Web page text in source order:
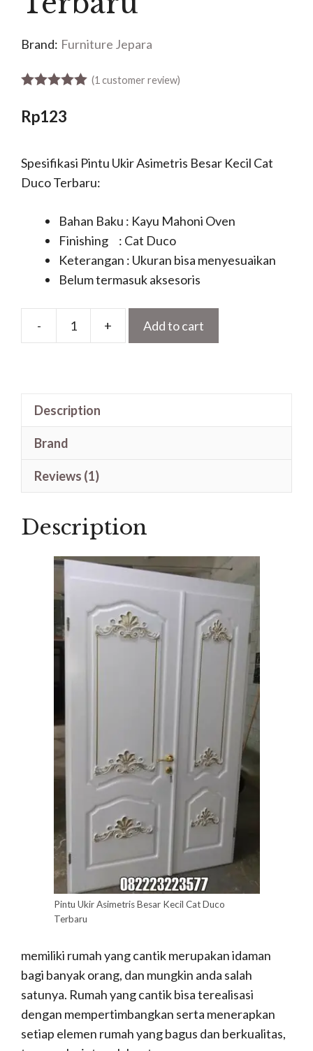
Brand: Furniture Jepara
(1 customer review)
Rp123
Spesifikasi Pintu Ukir Asimetris Besar Kecil Cat
Duco Terbaru:
Bahan Baku : Kayu Mahoni Oven
Finishing : Cat Duco
Keterangan : Ukuran bisa menyesuaikan
Belum termasuk aksesoris
-
Pintu
quantity
+ Add to cart
Description
Brand
Reviews (1)
Description
Pintu Ukir Asimetris Besar Kecil Cat Duco
Terbaru
memiliki rumah yang cantik merupakan idaman
bagi banyak orang, dan mungkin anda salah
satunya. Rumah yang cantik bisa terealisasi
dengan mempertimbangkan serta menerapkan
setiap elemen rumah yang bagus dan berkualitas,